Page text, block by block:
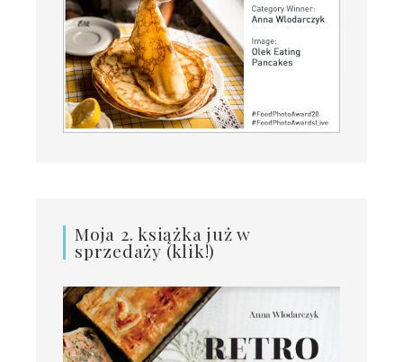
Moja 2. książka już w
sprzedaży (klik!)